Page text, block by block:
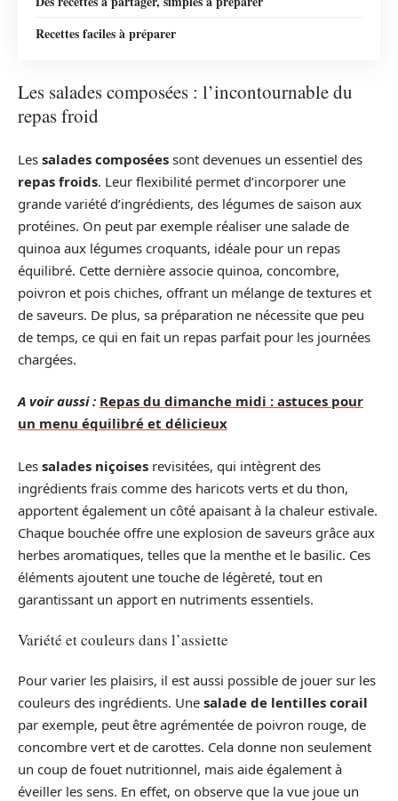
Recettes faciles à préparer
Les salades composées : l’incontournable du
repas froid
Les salades composées sont devenues un essentiel des
repas froids. Leur flexibilité permet d’incorporer une
grande variété d’ingrédients, des légumes de saison aux
protéines. On peut par exemple réaliser une salade de
quinoa aux légumes croquants, idéale pour un repas
équilibré. Cette dernière associe quinoa, concombre,
poivron et pois chiches, offrant un mélange de textures et
de saveurs. De plus, sa préparation ne nécessite que peu
de temps, ce qui en fait un repas parfait pour les journées
chargées.
A voir aussi : Repas du dimanche midi : astuces pour
un menu équilibré et délicieux
Les salades niçoises revisitées, qui intègrent des
ingrédients frais comme des haricots verts et du thon,
apportent également un côté apaisant à la chaleur estivale.
Chaque bouchée offre une explosion de saveurs grâce aux
herbes aromatiques, telles que la menthe et le basilic. Ces
éléments ajoutent une touche de légèreté, tout en
garantissant un apport en nutriments essentiels.
Variété et couleurs dans l’assiette
Pour varier les plaisirs, il est aussi possible de jouer sur les
couleurs des ingrédients. Une salade de lentilles corail
par exemple, peut être agrémentée de poivron rouge, de
concombre vert et de carottes. Cela donne non seulement
un coup de fouet nutritionnel, mais aide également à
éveiller les sens. En effet, on observe que la vue joue un